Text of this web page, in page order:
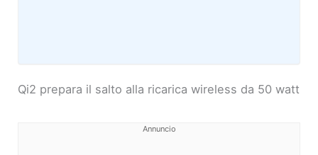
Qi2 prepara il salto alla ricarica wireless da 50 watt
Annuncio